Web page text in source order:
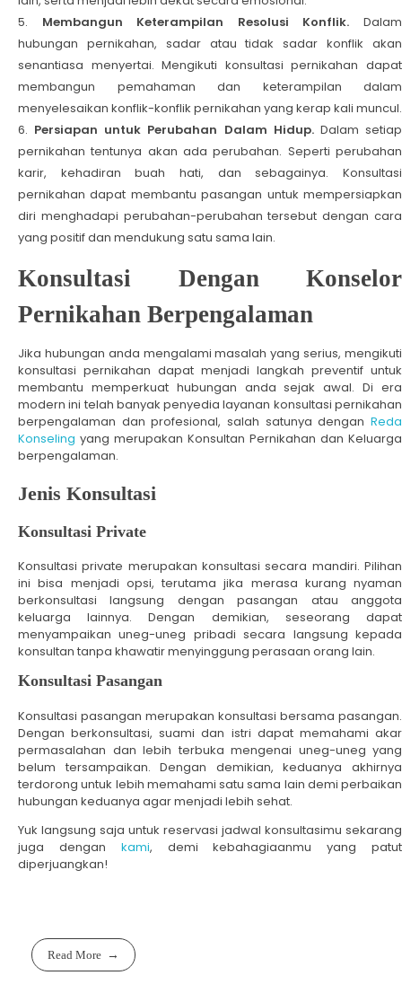
Membangun Keterampilan Resolusi Konflik.Dalam
hubungan pernikahan, sadar atau tidak sadar konflik akan
senantiasa menyertai. Mengikuti konsultasi pernikahan dapat
membangun pemahaman dan keterampilan dalam
menyelesaikan konflik-konflik pernikahan yang kerap kali muncul.
Persiapan untuk Perubahan Dalam Hidup.Dalam setiap
pernikahan tentunya akan ada perubahan. Seperti perubahan
karir, kehadiran buah hati, dan sebagainya. Konsultasi
pernikahan dapat membantu pasangan untuk mempersiapkan
diri menghadapi perubahan-perubahan tersebut dengan cara
yang positif dan mendukung satu sama lain.
Konsultasi Dengan Konselor
Pernikahan Berpengalaman
Jika hubungan anda mengalami masalah yang serius, mengikuti
konsultasi pernikahan dapat menjadi langkah preventif untuk
membantu memperkuat hubungan anda sejak awal. Di era
modern ini telah banyak penyedia layanan konsultasi pernikahan
berpengalaman dan profesional, salah satunya dengan Reda
Konseling yang merupakan Konsultan Pernikahan dan Keluarga
berpengalaman.
Jenis Konsultasi
Konsultasi Private
Konsultasi private merupakan konsultasi secara mandiri. Pilihan
ini bisa menjadi opsi, terutama jika merasa kurang nyaman
berkonsultasi langsung dengan pasangan atau anggota
keluarga lainnya. Dengan demikian, seseorang dapat
menyampaikan uneg-uneg pribadi secara langsung kepada
konsultan tanpa khawatir menyinggung perasaan orang lain.
Konsultasi Pasangan
Konsultasi pasangan merupakan konsultasi bersama pasangan.
Dengan berkonsultasi, suami dan istri dapat memahami akar
permasalahan dan lebih terbuka mengenai uneg-uneg yang
belum tersampaikan. Dengan demikian, keduanya akhirnya
terdorong untuk lebih memahami satu sama lain demi perbaikan
hubungan keduanya agar menjadi lebih sehat.
Yuk langsung saja untuk reservasi jadwal konsultasimu sekarang
juga dengan kami, demi kebahagiaanmu yang patut
diperjuangkan!
Read More